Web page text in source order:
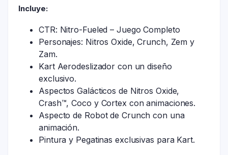
Incluye:
CTR: Nitro-Fueled – Juego Completo
Personajes: Nitros Oxide, Crunch, Zem y
Zam.
Kart Aerodeslizador con un diseño
exclusivo.
Aspectos Galácticos de Nitros Oxide,
Crash™, Coco y Cortex con animaciones.
Aspecto de Robot de Crunch con una
animación.
Pintura y Pegatinas exclusivas para Kart.